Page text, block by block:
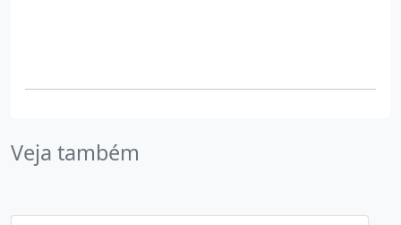
Veja também